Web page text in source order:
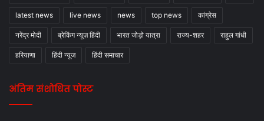
latest news live news news top news कांग्रेस
नरेंद्र मोदी ब्रेकिंग न्यूज़ हिंदी भारत जोड़ो यात्रा राज्य-शहर राहुल गांधी
हरियाणा हिंदी न्यूज हिंदी समाचार
अंतिम संशोधित पोस्ट